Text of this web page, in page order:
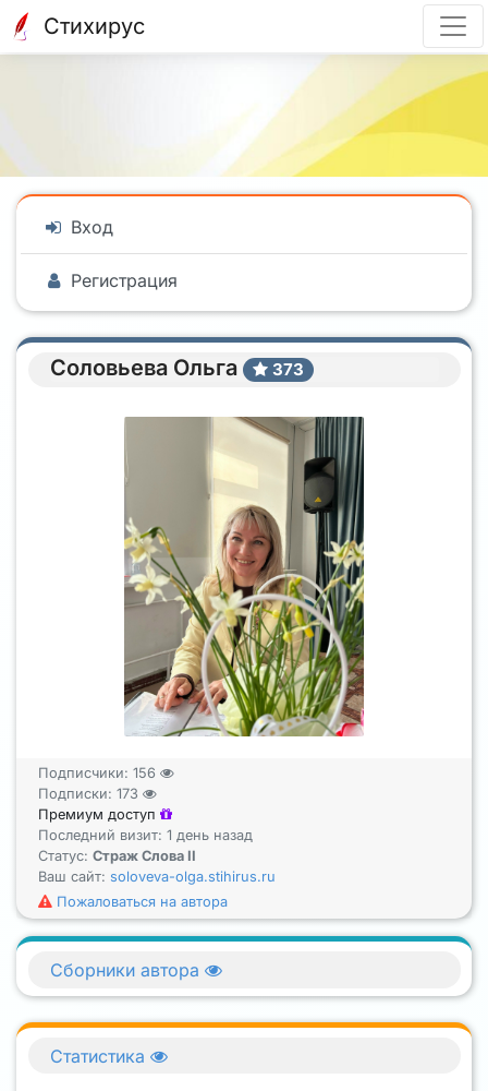
Стихирус
Вход
Регистрация
Соловьева Ольга 373
Подписчики: 156
Подписки: 173
Премиум доступ
Последний визит: 1 день назад
Статус: Страж Слова II
Ваш сайт: soloveva-olga.stihirus.ru
Пожаловаться на автора
Сборники автора
Статистика